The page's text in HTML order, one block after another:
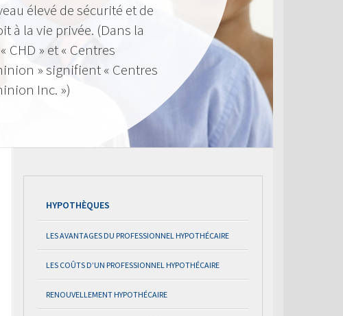
élevé de sécurité et de
à la vie privée. (Dans la
CHD » et « Centres
» signifient « Centres
Inc. »)
HYPOTHÈQUES
LES AVANTAGES DU PROFESSIONNEL HYPOTHÉCAIRE
LES COÛTS D’UN PROFESSIONNEL HYPOTHÉCAIRE
RENOUVELLEMENT HYPOTHÉCAIRE